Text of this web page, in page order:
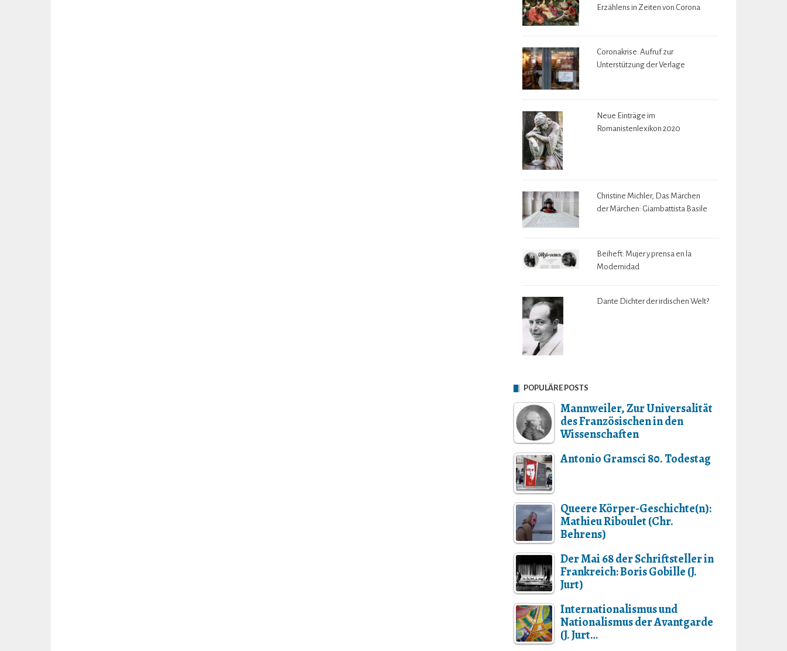
Erzählens in Zeiten von Corona
Coronakrise: Aufruf zur
Unterstützung der Verlage
Neue Einträge im
Romanistenlexikon 2020
Christine Michler, Das Märchen
der Märchen: Giambattista Basile
Beiheft: Mujer y prensa en la
Modernidad
Dante Dichter der irdischen Welt?
POPULÄRE POSTS
Mannweiler, Zur Universalität
des Französischen in den
Wissenschaften
Antonio Gramsci 80. Todestag
Queere Körper-Geschichte(n):
Mathieu Riboulet (Chr.
Behrens)
Der Mai 68 der Schriftsteller in
Frankreich: Boris Gobille (J.
Jurt)
Internationalismus und
Nationalismus der Avantgarde
(J. Jurt…